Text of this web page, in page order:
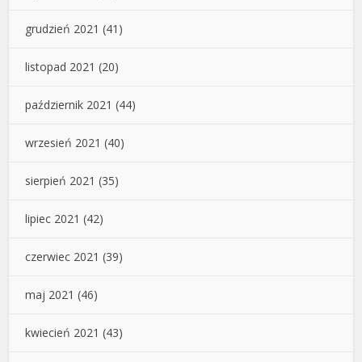
grudzień 2021 (41)
listopad 2021 (20)
październik 2021 (44)
wrzesień 2021 (40)
sierpień 2021 (35)
lipiec 2021 (42)
czerwiec 2021 (39)
maj 2021 (46)
kwiecień 2021 (43)